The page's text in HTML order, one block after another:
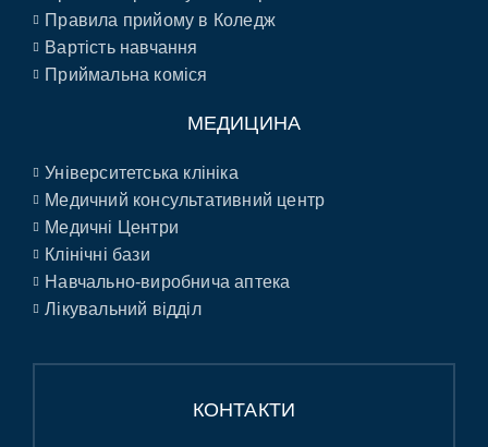
Правила прийому в Коледж
Вартість навчання
Приймальна коміся
МЕДИЦИНА
Університетська клініка
Медичний консультативний центр
Медичні Центри
Клінічні бази
Навчально-виробнича аптека
Лікувальний відділ
КОНТАКТИ